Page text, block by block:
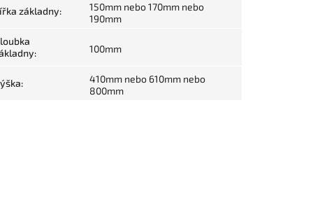
základny:
150mm nebo 170mm nebo
190mm
: 100mm
:
410mm nebo 610mm nebo
800mm